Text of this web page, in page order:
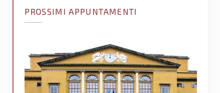
PROSSIMI APPUNTAMENTI